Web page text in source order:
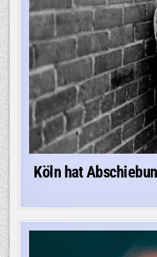
Köln hat